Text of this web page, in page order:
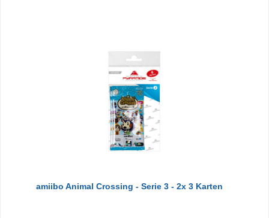
amiibo Animal Crossing - Serie 3 - 2x 3 Karten